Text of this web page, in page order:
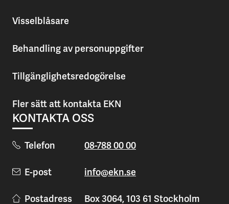
Visselblåsare
Behandling av personuppgifter
Tillgänglighetsredogörelse
Fler sätt att kontakta EKN
KONTAKTA OSS
Telefon 08-788 00 00
E-post info@ekn.se
Postadress Box 3064, 103 61 Stockholm